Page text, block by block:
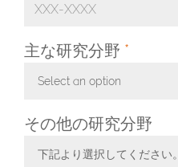
主な研究分野 *
Select an option
その他の研究分野
下記より選択してください。